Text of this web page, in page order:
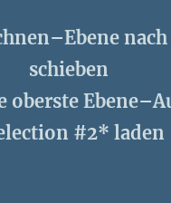
schieben
oberste
#2* laden